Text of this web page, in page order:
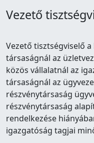
Vezető
Vezető tisztségviselő
társaságnál az
közös vállalatnál az
társaságnál az
részvénytársaság
részvénytársaság
rendelkezése
igazgatóság tagjai